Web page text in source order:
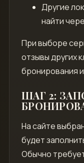
Другие
найти
При выборе
отзывы других
бронирования
ШАГ 2:
На сайте
будет
Обычно